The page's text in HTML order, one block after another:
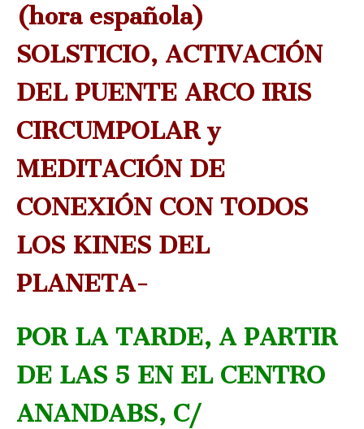
(hora española)
SOLSTICIO, ACTIVACIÓN
DEL PUENTE ARCO IRIS
CIRCUMPOLAR y
MEDITACIÓN DE
CONEXIÓN CON TODOS
LOS KINES DEL
PLANETA-
POR LA TARDE, A PARTIR
DE LAS 5 EN EL CENTRO
ANANDABS, C/